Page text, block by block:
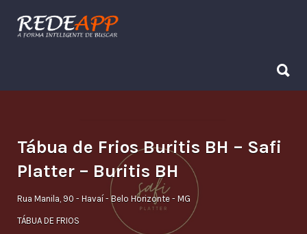
Procurar:
Tábua de Frios Buritis BH – Safi
Platter – Buritis BH
Rua Manila, 90 - Havaí - Belo Horizonte - MG
TÁBUA DE FRIOS